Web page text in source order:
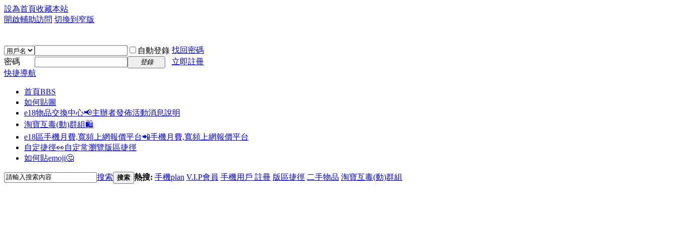
設為首頁收藏本站
開啟輔助訪問 切換到窄版
自動登錄 找回密碼
密碼
登錄
立即註冊
快捷導航
首頁BBS
如何貼圖
e18物品交換中心📢主辦者發佈活動消息說明
淘寶互毒(動)群組🛍️
e18區手機月費,寬頻上網報價平台📲手機月費,寬頻上網報價平台
自定捷徑👀自定常瀏覽版區捷徑
如何貼emoji🤔
搜索 搜索 熱搜: 手機plan V.I.P會員 手機用戶 註冊 版區捷徑 二手物品 淘寶互毒(動)群組